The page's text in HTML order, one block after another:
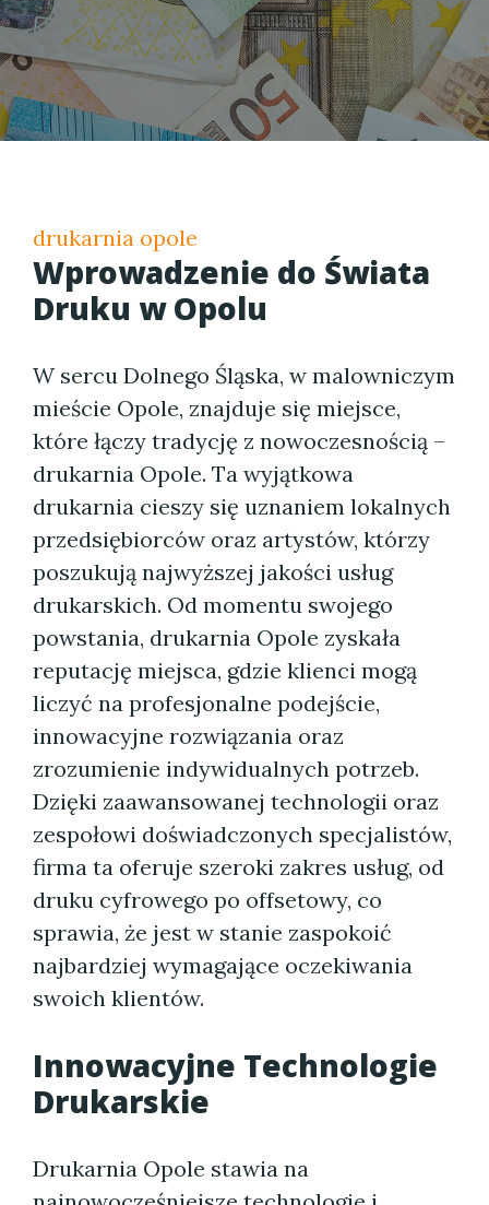
drukarnia opole
Wprowadzenie do Świata
Druku w Opolu
W sercu Dolnego Śląska, w malowniczym
mieście Opole, znajduje się miejsce,
które łączy tradycję z nowoczesnością –
drukarnia Opole. Ta wyjątkowa
drukarnia cieszy się uznaniem lokalnych
przedsiębiorców oraz artystów, którzy
poszukują najwyższej jakości usług
drukarskich. Od momentu swojego
powstania, drukarnia Opole zyskała
reputację miejsca, gdzie klienci mogą
liczyć na profesjonalne podejście,
innowacyjne rozwiązania oraz
zrozumienie indywidualnych potrzeb.
Dzięki zaawansowanej technologii oraz
zespołowi doświadczonych specjalistów,
firma ta oferuje szeroki zakres usług, od
druku cyfrowego po offsetowy, co
sprawia, że jest w stanie zaspokoić
najbardziej wymagające oczekiwania
swoich klientów.
Innowacyjne Technologie
Drukarskie
Drukarnia Opole stawia na